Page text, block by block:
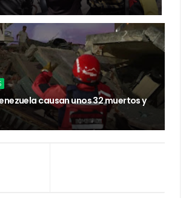
causan unos 32 muertos y